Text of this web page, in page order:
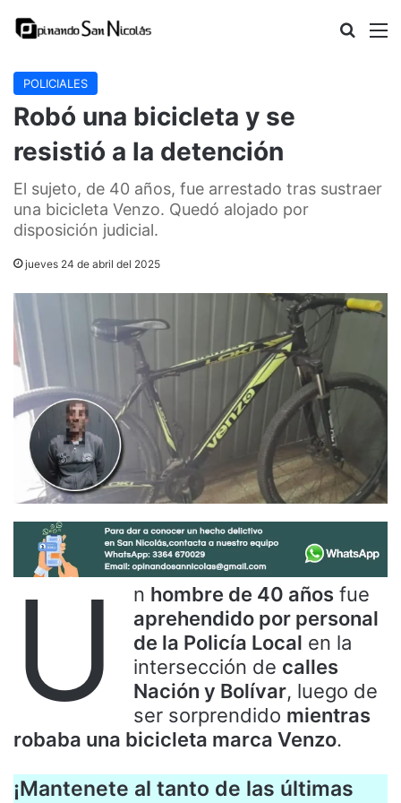
Buscar
POLICIALES
Robó una bicicleta y se
resistió a la detención
El sujeto, de 40 años, fue arrestado tras sustraer
una bicicleta Venzo. Quedó alojado por
disposición judicial.
jueves 24 de abril del 2025
U n hombre de 40 años fue
aprehendido por personal
de la Policía Local en la
intersección de calles
Nación y Bolívar, luego de
ser sorprendido mientras
robaba una bicicleta marca Venzo.
¡Mantenete al tanto de las últimas